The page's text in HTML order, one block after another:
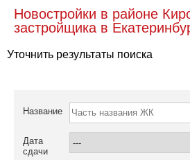
Новостройки в районе
застройщика в
Уточнить результаты поиска
Название
Дата
сдачи